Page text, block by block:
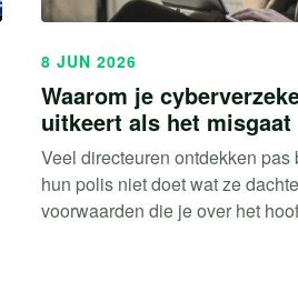
8 JUN 2026
Waarom je
uitkeert als het misgaat
Veel directeuren ontdekken pas
hun polis niet doet wat ze
voorwaarden die je over het